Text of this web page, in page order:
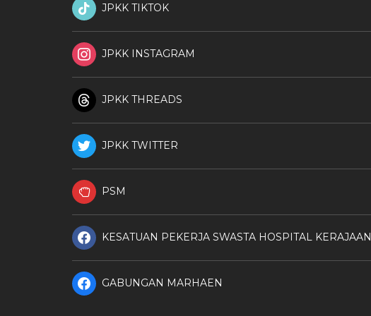
JPKK TIKTOK
JPKK INSTAGRAM
JPKK THREADS
JPKK TWITTER
PSM
KESATUAN PEKERJA SWASTA HOSPITAL KERAJAAN
GABUNGAN MARHAEN